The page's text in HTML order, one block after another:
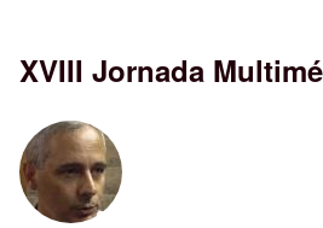
XVIII Jornada